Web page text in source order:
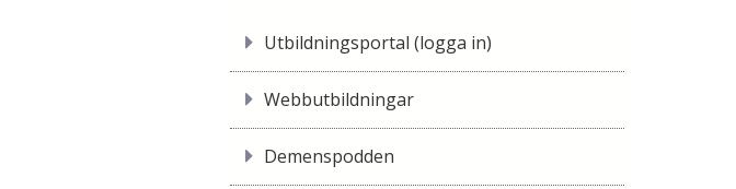
Utbildningsportal (logga in)
Webbutbildningar
Demenspodden